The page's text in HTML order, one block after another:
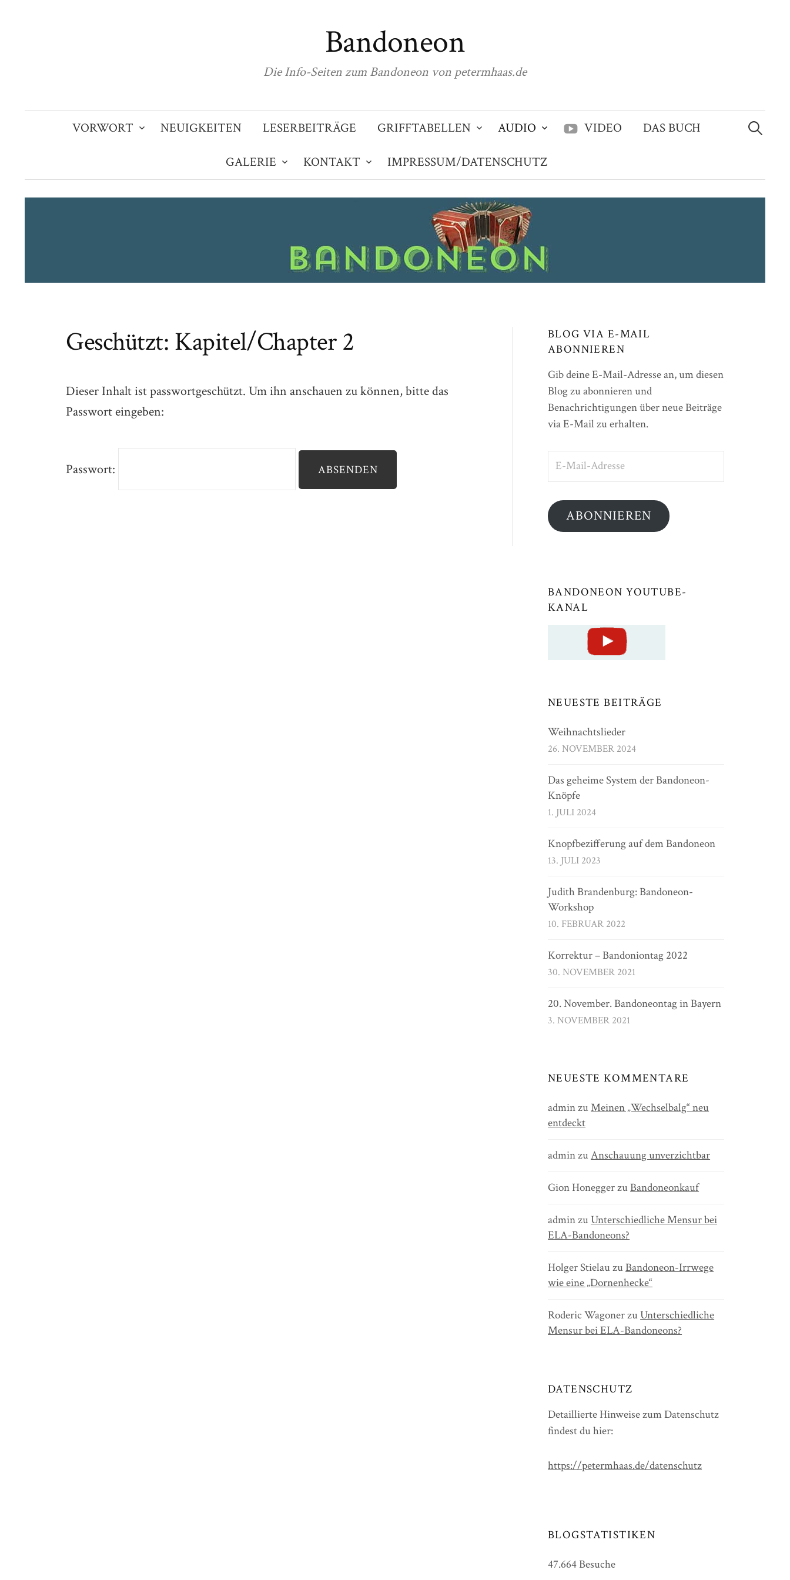
Bandoneon
Die Info-Seiten zum Bandoneon von petermhaas.de
VORWORT NEUIGKEITEN LESERBEITRÄGE GRIFFTABELLEN AUDIO VIDEO DAS BUCH
GALERIE KONTAKT IMPRESSUM/DATENSCHUTZ
Suchen
nach:
Geschützt: Kapitel/Chapter 2
Dieser Inhalt ist passwortgeschützt. Um ihn anschauen zu können, bitte das
Passwort eingeben:
Passwort:
BLOG VIA E-MAIL
ABONNIEREN
Gib deine E-Mail-Adresse an, um diesen
Blog zu abonnieren und
Benachrichtigungen über neue Beiträge
via E-Mail zu erhalten.
ABONNIEREN
BANDONEON YOUTUBE-
KANAL
NEUESTE BEITRÄGE
Weihnachtslieder
26. NOVEMBER 2024
Das geheime System der Bandoneon-
Knöpfe
1. JULI 2024
Knopfbezifferung auf dem Bandoneon
13. JULI 2023
Judith Brandenburg: Bandoneon-
Workshop
10. FEBRUAR 2022
Korrektur – Bandoniontag 2022
30. NOVEMBER 2021
20. November. Bandoneontag in Bayern
3. NOVEMBER 2021
NEUESTE KOMMENTARE
adminzuMeinen „Wechselbalg“ neu
entdeckt
adminzuAnschauung unverzichtbar
Gion HoneggerzuBandoneonkauf
adminzuUnterschiedliche Mensur bei
ELA-Bandoneons?
Holger StielauzuBandoneon-Irrwege
wie eine „Dornenhecke“
Roderic WagonerzuUnterschiedliche
Mensur bei ELA-Bandoneons?
DATENSCHUTZ
Detaillierte Hinweise zum Datenschutz
findest du hier:
https://petermhaas.de/datenschutz
BLOGSTATISTIKEN
47.664 Besuche